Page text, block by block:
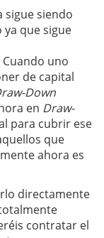
siendo
que sigue
uno
de capital
Down
en Draw-
para cubrir ese
que
ahora es
directamente
contratar el